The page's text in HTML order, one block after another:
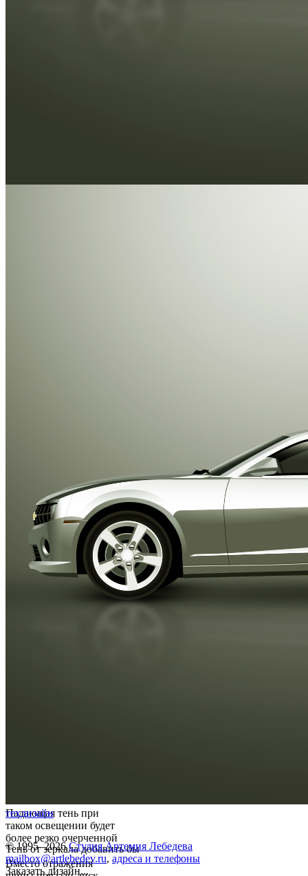
Падающая тень при
таком освещении будет
более резко очерченной
Тень от зеркала добавить бы
Вместо отражения
техдизайн
© 1995–2026 Студия Артемия Лебедева
mailbox@artlebedev.ru, адреса и телефоны
Заказать дизайн...